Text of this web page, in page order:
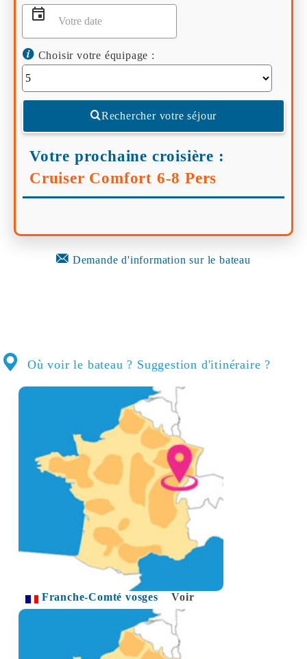
Choisir votre équipage :
Rechercher votre séjour
Votre prochaine croisière :
Cruiser Comfort 6-8 Pers
Demande d'information sur le bateau
Où voir le bateau ? Suggestion d'itinéraire ?
Franche-Comté vosges Voir